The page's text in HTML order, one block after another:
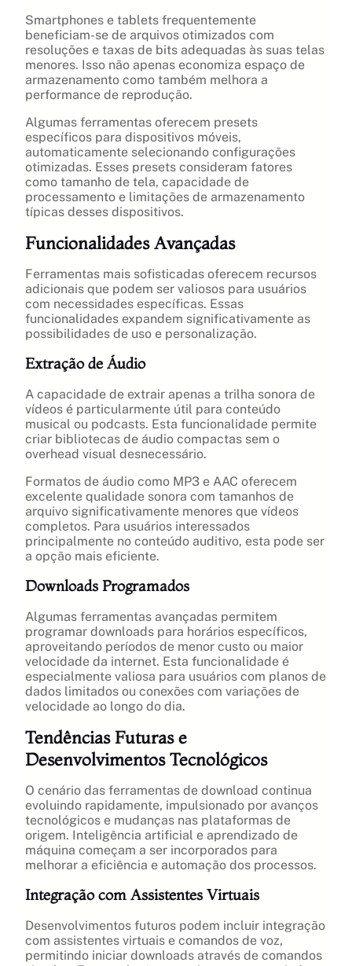
Smartphones e tablets frequentemente
beneficiam-se de arquivos otimizados com
resoluções e taxas de bits adequadas às suas telas
menores. Isso não apenas economiza espaço de
armazenamento como também melhora a
performance de reprodução.
Algumas ferramentas oferecem presets
específicos para dispositivos móveis,
automaticamente selecionando configurações
otimizadas. Esses presets consideram fatores
como tamanho de tela, capacidade de
processamento e limitações de armazenamento
típicas desses dispositivos.
Funcionalidades Avançadas
Ferramentas mais sofisticadas oferecem recursos
adicionais que podem ser valiosos para usuários
com necessidades específicas. Essas
funcionalidades expandem significativamente as
possibilidades de uso e personalização.
Extração de Áudio
A capacidade de extrair apenas a trilha sonora de
vídeos é particularmente útil para conteúdo
musical ou podcasts. Esta funcionalidade permite
criar bibliotecas de áudio compactas sem o
overhead visual desnecessário.
Formatos de áudio como MP3 e AAC oferecem
excelente qualidade sonora com tamanhos de
arquivo significativamente menores que vídeos
completos. Para usuários interessados
principalmente no conteúdo auditivo, esta pode ser
a opção mais eficiente.
Downloads Programados
Algumas ferramentas avançadas permitem
programar downloads para horários específicos,
aproveitando períodos de menor custo ou maior
velocidade da internet. Esta funcionalidade é
especialmente valiosa para usuários com planos de
dados limitados ou conexões com variações de
velocidade ao longo do dia.
Tendências Futuras e
Desenvolvimentos Tecnológicos
O cenário das ferramentas de download continua
evoluindo rapidamente, impulsionado por avanços
tecnológicos e mudanças nas plataformas de
origem. Inteligência artificial e aprendizado de
máquina começam a ser incorporados para
melhorar a eficiência e automação dos processos.
Integração com Assistentes Virtuais
Desenvolvimentos futuros podem incluir integração
com assistentes virtuais e comandos de voz,
permitindo iniciar downloads através de comandos